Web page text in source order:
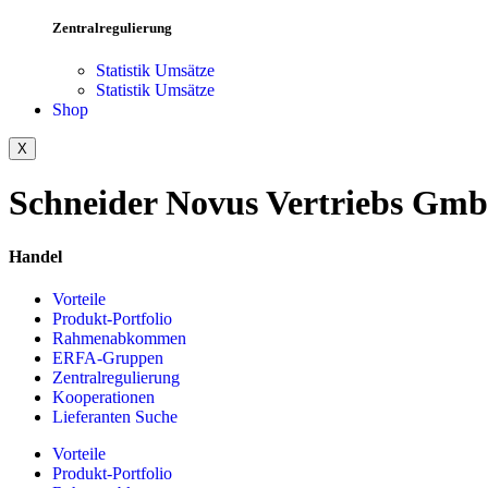
Zentralregulierung
Statistik Umsätze
Statistik Umsätze
Shop
X
Schneider Novus Vertriebs
Handel
Vorteile
Produkt-Portfolio
Rahmenabkommen
ERFA-Gruppen
Zentralregulierung
Kooperationen
Lieferanten Suche
Vorteile
Produkt-Portfolio